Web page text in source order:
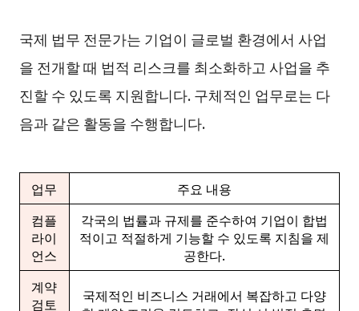
국제 법무 전문가는 기업이 글로벌 환경에서 사업
을 전개할 때 법적 리스크를 최소화하고 사업을 추
진할 수 있도록 지원합니다. 구체적인 업무로는 다
음과 같은 활동을 수행합니다.
업무
주요 내용
컴플
라이
언스
각국의 법률과 규제를 준수하여 기업이 합법
적이고 적절하게 기능할 수 있도록 지침을 제
공한다.
계약
검토
국제적인 비즈니스 거래에서 복잡하고 다양